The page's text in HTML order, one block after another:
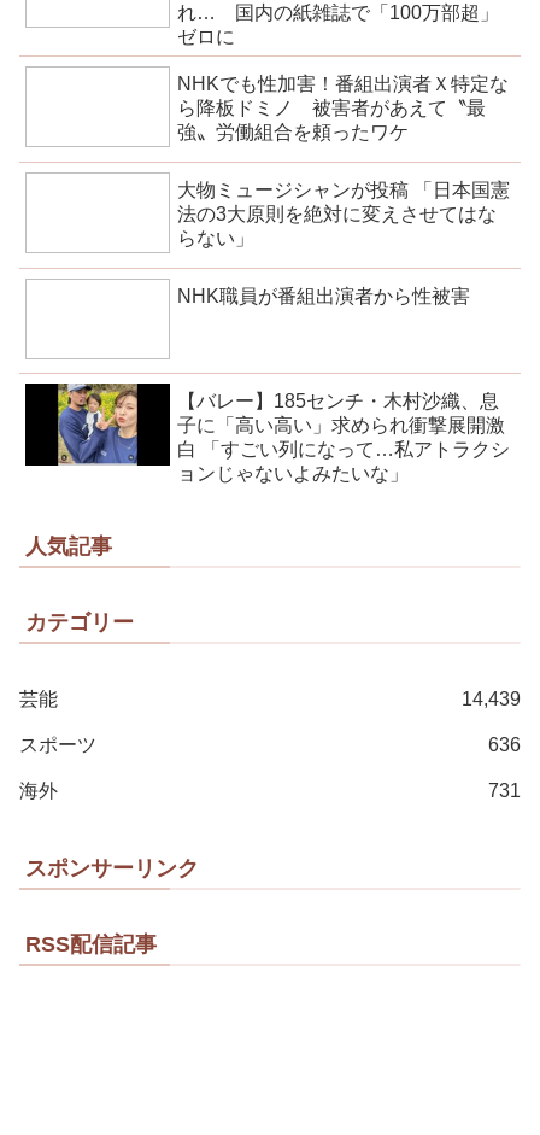
れ… 国内の紙雑誌で「100万部超」
ゼロに
NHKでも性加害！番組出演者Ｘ特定な
ら降板ドミノ 被害者があえて〝最
強〟労働組合を頼ったワケ
大物ミュージシャンが投稿 「日本国憲
法の3大原則を絶対に変えさせてはな
らない」
NHK職員が番組出演者から性被害
【バレー】185センチ・木村沙織、息
子に「高い高い」求められ衝撃展開激
白 「すごい列になって…私アトラクシ
ョンじゃないよみたいな」
人気記事
カテゴリー
芸能 14,439
スポーツ 636
海外 731
スポンサーリンク
RSS配信記事